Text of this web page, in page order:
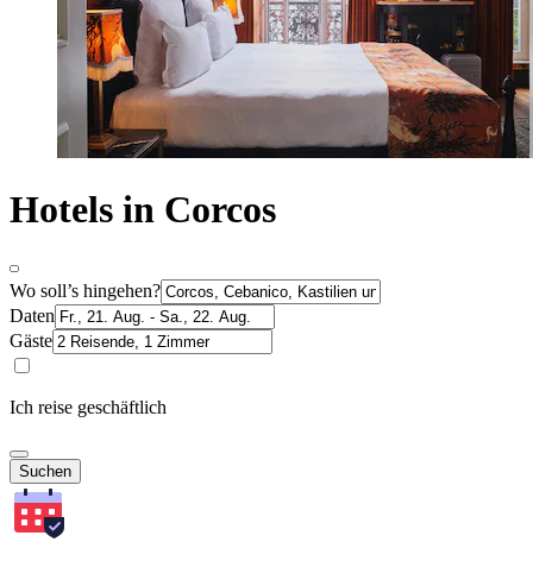
Hotels in Corcos
Wo soll’s hingehen?
Daten
Gäste
Ich reise geschäftlich
Suchen